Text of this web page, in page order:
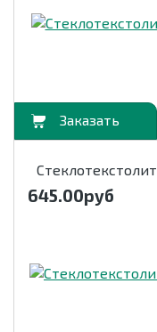
645.00руб